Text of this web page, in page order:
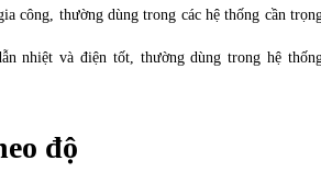
công, thường dùng trong các hệ thống cần
nhiệt và điện tốt, thường dùng trong hệ
độ